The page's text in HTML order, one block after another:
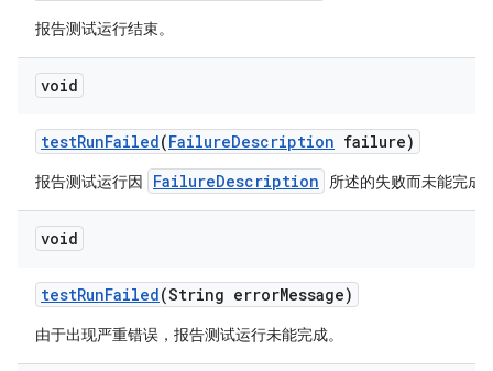
报告测试运行结束。
void
testRunFailed(FailureDescription failure)
报告测试运行因 FailureDescription 所述的失败而未能完成
void
testRunFailed(String errorMessage)
由于出现严重错误，报告测试运行未能完成。